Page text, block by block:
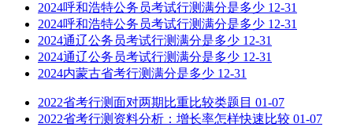
2024呼和浩特公务员考试行测满分是多少 12-31
2024呼和浩特公务员考试行测满分是多少 12-31
2024通辽公务员考试行测满分是多少 12-31
2024通辽公务员考试行测满分是多少 12-31
2024内蒙古省考行测满分是多少 12-31
2022省考行测面对两期比重比较类题目 01-07
2022省考行测资料分析：增长率怎样快速比较 01-07